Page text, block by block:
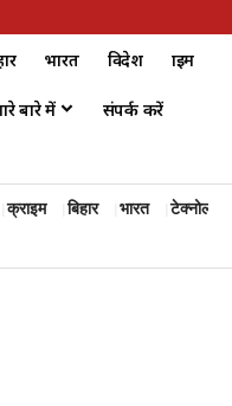
भारत विदेश क्राइम
बारे में संपर्क करें
क्राइम बिहार भारत टेक्नोलॉजी